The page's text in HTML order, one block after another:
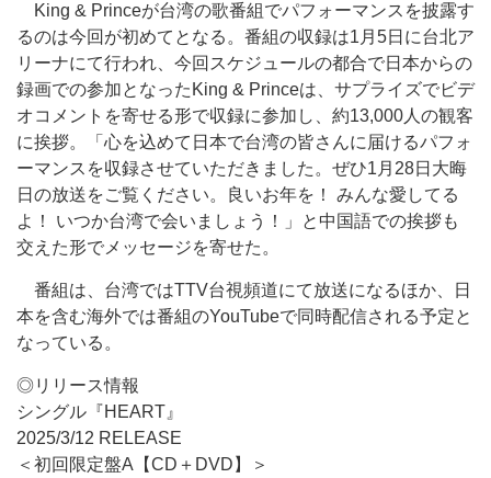
King & Princeが台湾の歌番組でパフォーマンスを披露す
るのは今回が初めてとなる。番組の収録は1月5日に台北ア
リーナにて行われ、今回スケジュールの都合で日本からの
録画での参加となったKing & Princeは、サプライズでビデ
オコメントを寄せる形で収録に参加し、約13,000人の観客
に挨拶。「心を込めて日本で台湾の皆さんに届けるパフォ
ーマンスを収録させていただきました。ぜひ1月28日大晦
日の放送をご覧ください。良いお年を！ みんな愛してる
よ！ いつか台湾で会いましょう！」と中国語での挨拶も
交えた形でメッセージを寄せた。
番組は、台湾ではTTV台視頻道にて放送になるほか、日
本を含む海外では番組のYouTubeで同時配信される予定と
なっている。
◎リリース情報
シングル『HEART』
2025/3/12 RELEASE
＜初回限定盤A【CD＋DVD】＞